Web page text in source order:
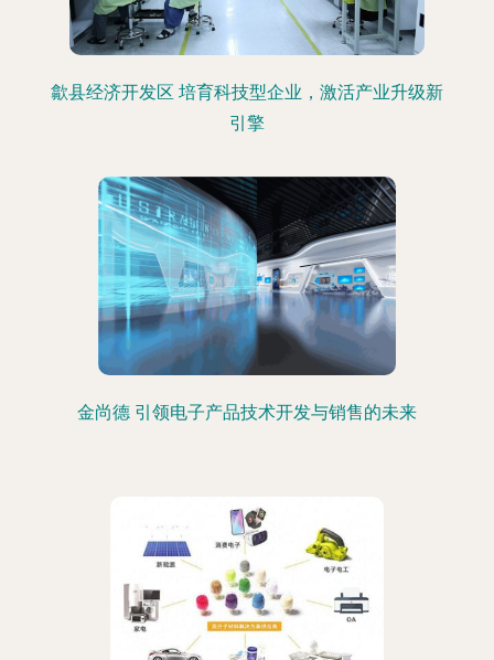
歙县经济开发区 培育科技型企业，激活产业升级新
引擎
金尚德 引领电子产品技术开发与销售的未来